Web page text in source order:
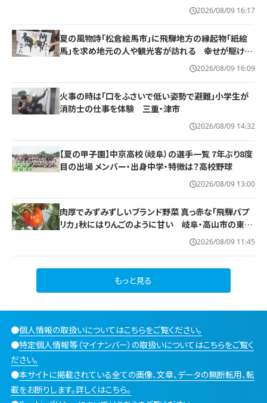
2026/08/09 16:17
夏の風物詩「松倉絵馬市」に飛騨地方の縁起物「紙絵
馬」を求め地元の人や観光客が訪れる 幸せが駆け込
2026/08/09 16:09
火事の時は「口をふさいで低い姿勢で避難」小学生が
消防士の仕事を体験 三重・津市
2026/08/09 14:32
【夏の甲子園】中京高校（岐阜）の選手一覧 7年ぶり8度
目の出場 メンバー・出身中学・特徴は？高校野球
2026/08/09 13:00
肉厚でみずみずしいブランド野菜 真っ赤な「飛騨パプ
リカ」秋にはりんごのように甘い 岐阜・高山市の東農
2026/08/09 11:45
もっと見る
●個人情報の取扱いについてはこちらをご覧ください。
●特定個人情報等（マイナンバー）の取扱いについてはこちらをご覧く
ださい。
●本サイトに掲載されている全ての画像、文章、データの無断転用、転
載をお断りします。詳しくはこちら。